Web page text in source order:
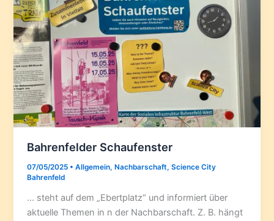
Bahrenfelder Schaufenster
07/05/2025 •Allgemein, Nachbarschaft,Science City
Bahrenfeld
… steht auf dem „Ebertplatz“ und informiert über
aktuelle Themen in n der Nachbarschaft. Z. B. hängt